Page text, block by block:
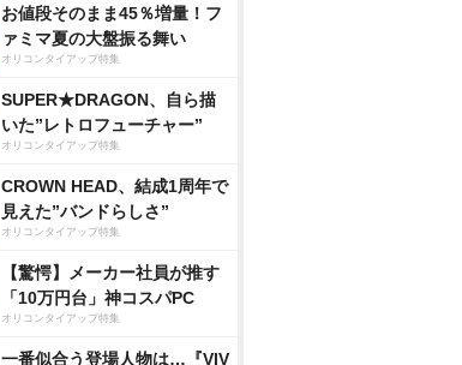
お値段そのまま45％増量！フ
ァミマ夏の大盤振る舞い
オリコンタイアップ特集
SUPER★DRAGON、自ら描
いた”レトロフューチャー”
オリコンタイアップ特集
CROWN HEAD、結成1周年で
見えた”バンドらしさ”
オリコンタイアップ特集
【驚愕】メーカー社員が推す
「10万円台」神コスパPC
オリコンタイアップ特集
一番似合う登場人物は…『VIV